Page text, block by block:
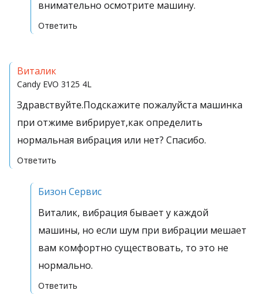
внимательно осмотрите машину.
Ответить
Виталик
Candy EVO 3125 4L
Здравствуйте.Подскажите пожалуйста машинка
при отжиме вибрирует,как определить
нормальная вибрация или нет? Спасибо.
Ответить
Бизон Сервис
Виталик, вибрация бывает у каждой
машины, но если шум при вибрации мешает
вам комфортно существовать, то это не
нормально.
Ответить